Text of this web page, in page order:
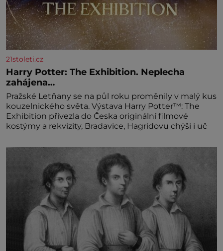
21stoleti.cz
Harry Potter: The Exhibition. Neplecha
zahájena…
Pražské Letňany se na půl roku proměnily v malý kus
kouzelnického světa. Výstava Harry Potter™: The
Exhibition přivezla do Česka originální filmové
kostýmy a rekvizity, Bradavice, Hagridovu chýši i uč